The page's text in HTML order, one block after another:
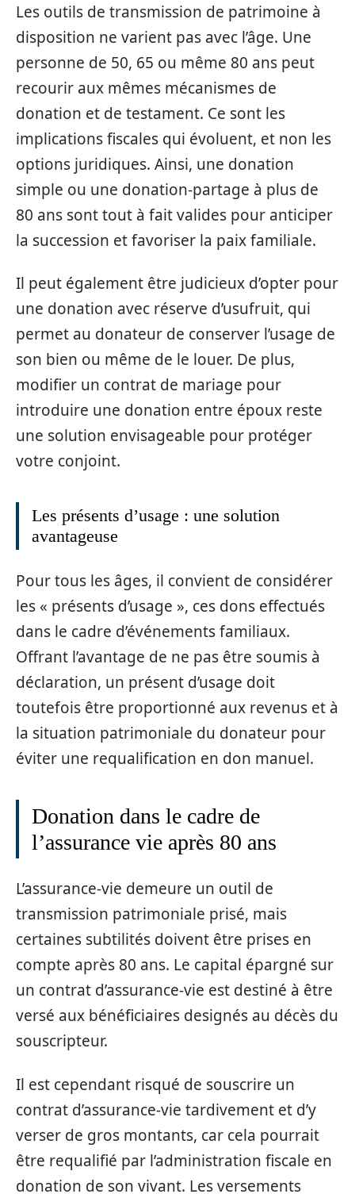
Les outils de transmission de patrimoine à
disposition ne varient pas avec l’âge. Une
personne de 50, 65 ou même 80 ans peut
recourir aux mêmes mécanismes de
donation et de testament. Ce sont les
implications fiscales qui évoluent, et non les
options juridiques. Ainsi, une donation
simple ou une donation-partage à plus de
80 ans sont tout à fait valides pour anticiper
la succession et favoriser la paix familiale.
Il peut également être judicieux d’opter pour
une donation avec réserve d’usufruit, qui
permet au donateur de conserver l’usage de
son bien ou même de le louer. De plus,
modifier un contrat de mariage pour
introduire une donation entre époux reste
une solution envisageable pour protéger
votre conjoint.
Les présents d’usage : une solution
avantageuse
Pour tous les âges, il convient de considérer
les « présents d’usage », ces dons effectués
dans le cadre d’événements familiaux.
Offrant l’avantage de ne pas être soumis à
déclaration, un présent d’usage doit
toutefois être proportionné aux revenus et à
la situation patrimoniale du donateur pour
éviter une requalification en don manuel.
Donation dans le cadre de
l’assurance vie après 80 ans
L’assurance-vie demeure un outil de
transmission patrimoniale prisé, mais
certaines subtilités doivent être prises en
compte après 80 ans. Le capital épargné sur
un contrat d’assurance-vie est destiné à être
versé aux bénéficiaires designés au décès du
souscripteur.
Il est cependant risqué de souscrire un
contrat d’assurance-vie tardivement et d’y
verser de gros montants, car cela pourrait
être requalifié par l’administration fiscale en
donation de son vivant. Les versements